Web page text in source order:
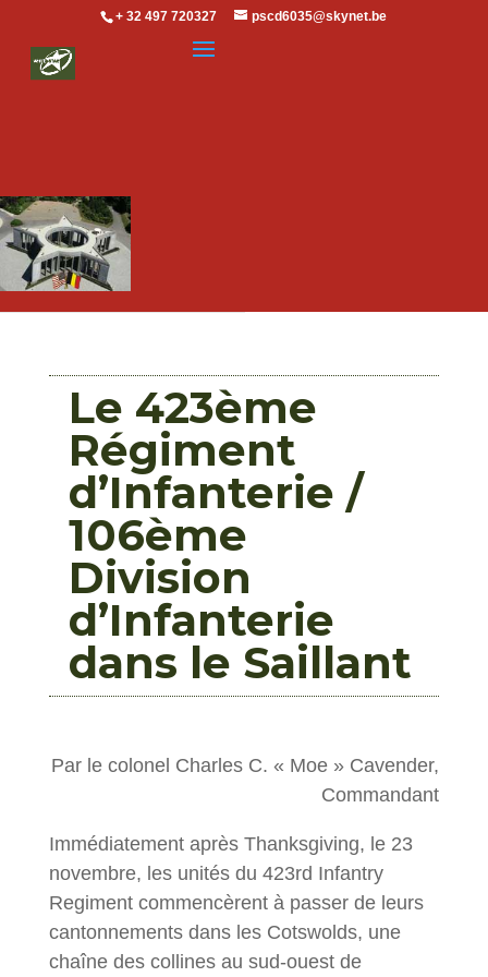
+ 32 497 720327 pscd6035@skynet.be
Le 423ème
Régiment
d’Infanterie /
106ème
Division
d’Infanterie
dans le Saillant
Par le colonel Charles C. « Moe » Cavender,
Commandant
Immédiatement après Thanksgiving, le 23
novembre, les unités du 423rd Infantry
Regiment commencèrent à passer de leurs
cantonnements dans les Cotswolds, une
chaîne des collines au sud-ouest de